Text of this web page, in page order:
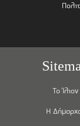
Το Ίλιον
Η